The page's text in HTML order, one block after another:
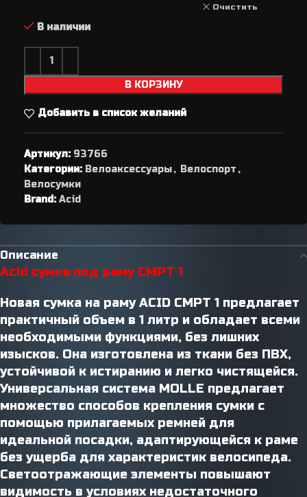
Очистить
В наличии
В КОРЗИНУ
Добавить в список желаний
Артикул: 93766
Категории: Велоаксессуары, Велоспорт ,
Велосумки
Brand: Acid
Описание
Acid сумка под раму CMPT 1
Новая сумка на раму ACID CMPT 1 предлагает
практичный объем в 1 литр и обладает всеми
необходимыми функциями, без лишних
изысков. Она изготовлена ​​из ткани без ПВХ,
устойчивой к истиранию и легко чистящейся.
Универсальная система MOLLE предлагает
множество способов крепления сумки с
помощью прилагаемых ремней для
идеальной посадки, адаптирующейся к раме
без ущерба для характеристик велосипеда.
Светоотражающие элементы повышают
видимость в условиях недостаточного